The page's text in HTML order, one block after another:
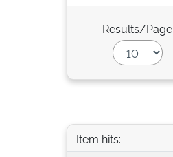
Results/Page
Item hits: